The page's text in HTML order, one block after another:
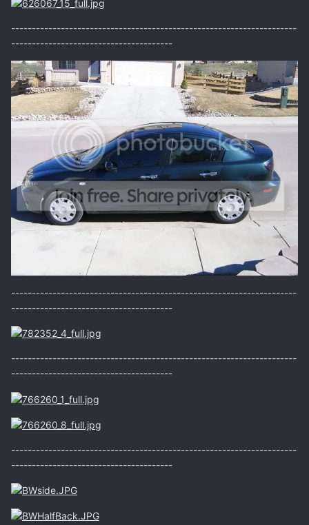
---------------------------------------------------------------------
---------------------------------------
---------------------------------------------------------------------
---------------------------------------
---------------------------------------------------------------------
---------------------------------------
---------------------------------------------------------------------
---------------------------------------